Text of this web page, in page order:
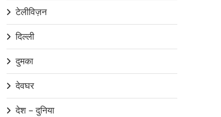
टेलीविज़न
दिल्ली
दुमका
देवघर
देश – दुनिया